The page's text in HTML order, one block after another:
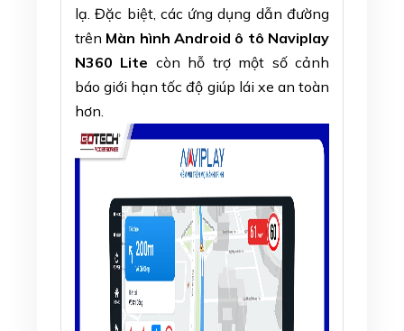
lạ. Đặc biệt, các ứng dụng dẫn đường
trên Màn hình Android ô tô Naviplay
N360 Lite còn hỗ trợ một số cảnh
báo giới hạn tốc độ giúp lái xe an toàn
hơn.